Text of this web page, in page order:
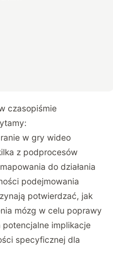
czasopiśmie
w gry wideo
z podprocesów
do działania
podejmowania
potwierdzać, jak
mózg w celu poprawy
implikacje
specyficznej dla